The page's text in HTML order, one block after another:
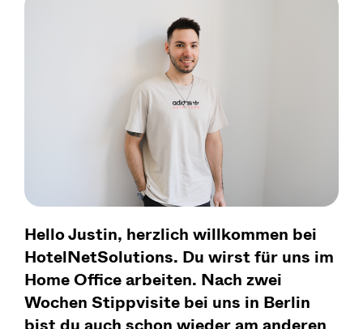
Hello Justin, herzlich willkommen bei
HotelNetSolutions. Du wirst für uns im
Home Office arbeiten. Nach zwei
Wochen Stippvisite bei uns in Berlin